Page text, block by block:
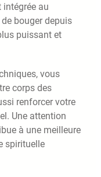
au
bouger depuis
puissant et
vous
corps des
renforcer votre
Une attention
à une meilleure
spirituelle